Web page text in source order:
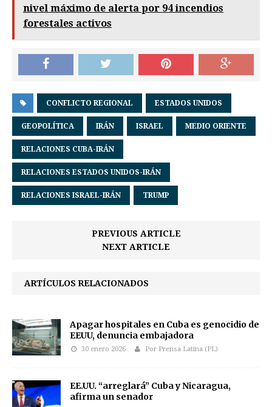
nivel máximo de alerta por 94 incendios
forestales activos
CONFLICTO REGIONAL ESTADOS UNIDOS
GEOPOLÍTICA IRÁN ISRAEL MEDIO ORIENTE
RELACIONES CUBA-IRÁN
RELACIONES ESTADOS UNIDOS-IRÁN
RELACIONES ISRAEL-IRÁN TRUMP
PREVIOUS ARTICLE
NEXT ARTICLE
ARTÍCULOS RELACIONADOS
Apagar hospitales en Cuba es genocidio de
EEUU, denuncia embajadora
30 enero 2026 Por Prensa Latina (PL)
EE.UU. “arreglará” Cuba y Nicaragua,
afirma un senador